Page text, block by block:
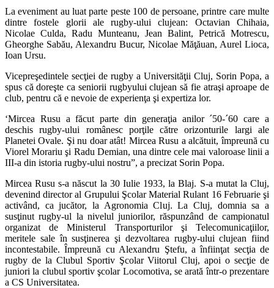
La eveniment au luat parte peste 100 de persoane, printre care multe
dintre fostele glorii ale rugby-ului clujean: Octavian Chihaia,
Nicolae Culda, Radu Munteanu, Jean Balint, Petrică Motrescu,
Gheorghe Sabău, Alexandru Bucur, Nicolae Măţăuan, Aurel Lioca,
Ioan Ursu.
Vicepreşedintele secţiei de rugby a Universităţii Cluj, Sorin Popa, a
spus că doreşte ca seniorii rugbyului clujean să fie atraşi aproape de
club, pentru că e nevoie de experienţa şi expertiza lor.
‘Mircea Rusu a făcut parte din generaţia anilor ´50-´60 care a
deschis rugby-ului românesc porţile către orizonturile largi ale
Planetei Ovale. Şi nu doar atât! Mircea Rusu a alcătuit, împreună cu
Viorel Morariu şi Radu Demian, una dintre cele mai valoroase linii a
III-a din istoria rugby-ului nostru”, a precizat Sorin Popa.
Mircea Rusu s-a născut la 30 Iulie 1933, la Blaj. S-a mutat la Cluj,
devenind director al Grupului Şcolar Material Rulant 16 Februarie şi
activând, ca jucător, la Agronomia Cluj. La Cluj, domnia sa a
susţinut rugby-ul la nivelul juniorilor, răspunzând de campionatul
organizat de Ministerul Transporturilor şi Telecomunicaţiilor,
meritele sale în susţinerea şi dezvoltarea rugby-ului clujean fiind
incontestabile. Împreună cu Alexandru Ştefu, a înfiinţat secţia de
rugby de la Clubul Sportiv Şcolar Viitorul Cluj, apoi o secţie de
juniori la clubul sportiv şcolar Locomotiva, se arată într-o prezentare
a CS Universitatea.